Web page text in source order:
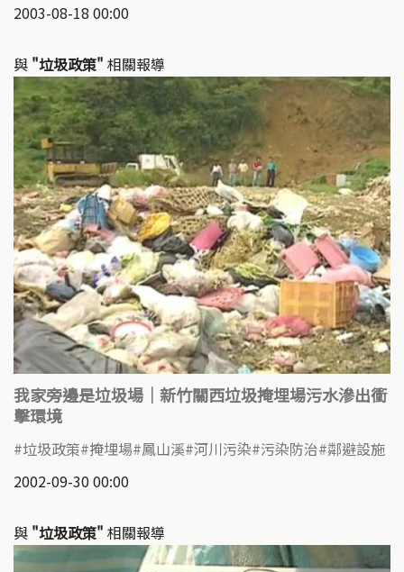
2003-08-18 00:00
與 "垃圾政策" 相關報導
我家旁邊是垃圾場｜新竹關西垃圾掩埋場污水滲出衝
擊環境
垃圾政策 掩埋場 鳳山溪 河川污染 污染防治 鄰避設施
2002-09-30 00:00
與 "垃圾政策" 相關報導